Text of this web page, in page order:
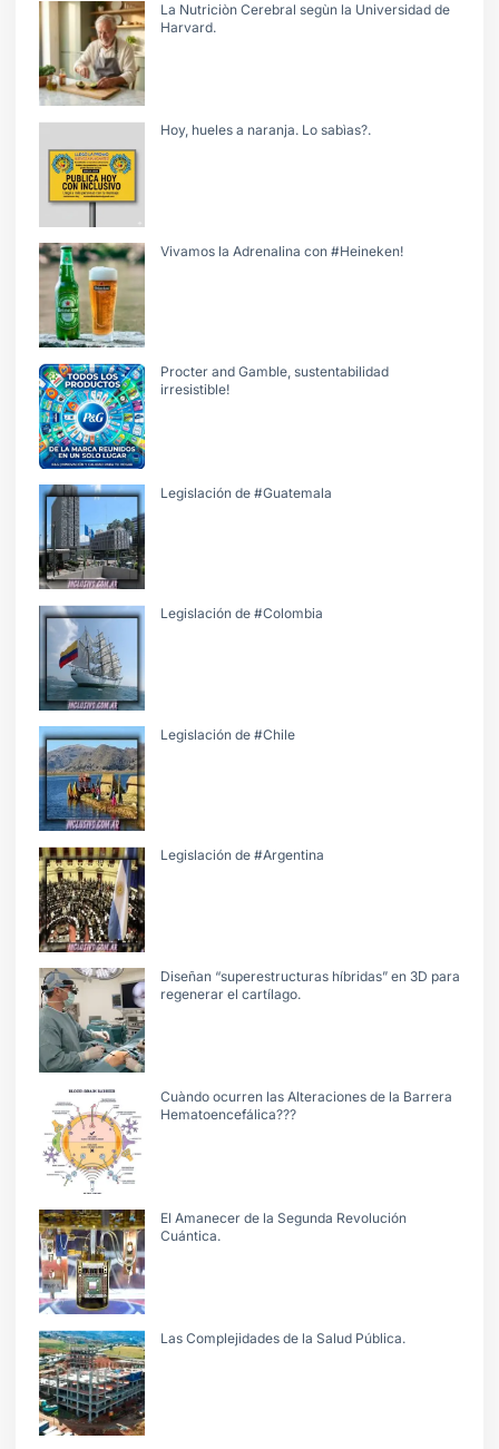
La Nutriciòn Cerebral segùn la Universidad de
Harvard.
Hoy, hueles a naranja. Lo sabìas?.
Vivamos la Adrenalina con #Heineken!
Procter and Gamble, sustentabilidad
irresistible!
Legislación de #Guatemala
Legislación de #Colombia
Legislación de #Chile
Legislación de #Argentina
Diseñan “superestructuras híbridas” en 3D para
regenerar el cartílago.
Cuàndo ocurren las Alteraciones de la Barrera
Hematoencefálica???
El Amanecer de la Segunda Revolución
Cuántica.
Las Complejidades de la Salud Pública.